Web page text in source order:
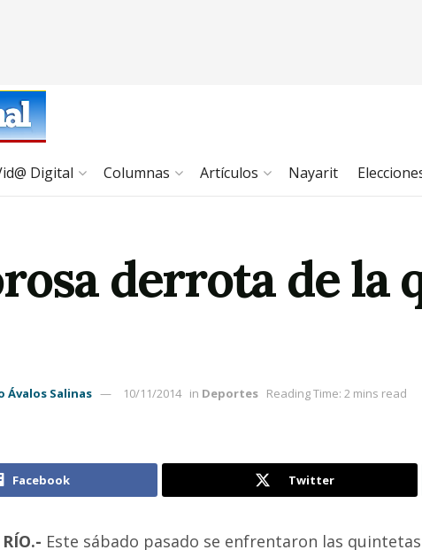
Digital Columnas Artículos Nayarit
derrota de la
Ávalos Salinas 10/11/2014 in Deportes Reading Time: 2 mins read
Facebook Twitter
Este sábado pasado se enfrentaron las